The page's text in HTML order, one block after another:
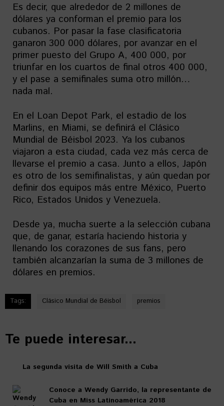
Es decir, que alrededor de 2 millones de
dólares ya conforman el premio para los
cubanos. Por pasar la fase clasificatoria
ganaron 300 000 dólares, por avanzar en el
primer puesto del Grupo A, 400 000, por
triunfar en los cuartos de final otros 400 000,
y el pase a semifinales suma otro millón…
nada mal.
En el Loan Depot Park, el estadio de los
Marlins, en Miami, se definirá el Clásico
Mundial de Béisbol 2023. Ya los cubanos
viajaron a esta ciudad, cada vez más cerca de
llevarse el premio a casa. Junto a ellos, Japón
es otro de los semifinalistas, y aún quedan por
definir dos equipos más entre México, Puerto
Rico, Estados Unidos y Venezuela.
Desde ya, mucha suerte a la selección cubana
que, de ganar, estaría haciendo historia y
llenando los corazones de sus fans, pero
también alcanzarían la suma de 3 millones de
dólares en premios.
Tags: Clásico Mundial de Béisbol premios
Te puede interesar...
La segunda visita de Will Smith a Cuba
Conoce a Wendy Garrido, la representante de
Cuba en Miss Latinoamérica 2018